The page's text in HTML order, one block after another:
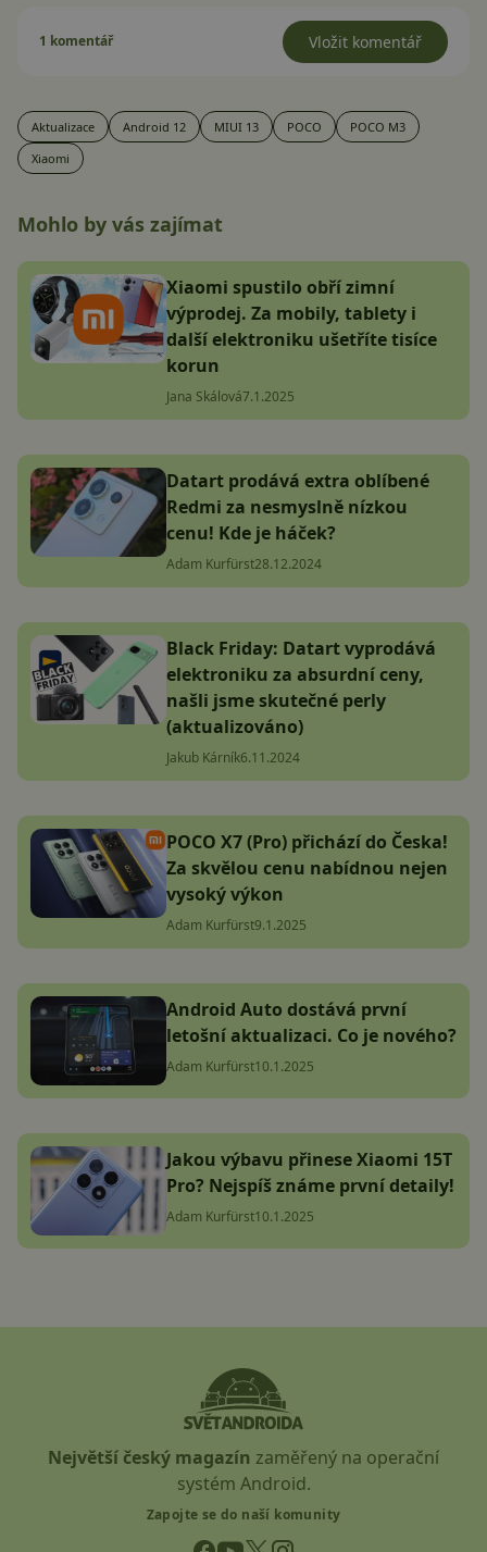
1 komentář Vložit komentář
Aktualizace Android 12 MIUI 13 POCO
POCO M3
Xiaomi
Mohlo by vás zajímat
Xiaomi spustilo obří zimní
výprodej. Za mobily, tablety i
další elektroniku ušetříte tisíce
korun
Jana Skálová7.1.2025
Datart prodává extra oblíbené
Redmi za nesmyslně nízkou
cenu! Kde je háček?
Adam Kurfürst28.12.2024
Black Friday: Datart vyprodává
elektroniku za absurdní ceny,
našli jsme skutečné perly
(aktualizováno)
Jakub Kárník6.11.2024
POCO X7 (Pro) přichází do Česka!
Za skvělou cenu nabídnou nejen
vysoký výkon
Adam Kurfürst9.1.2025
Android Auto dostává první
letošní aktualizaci. Co je nového?
Adam Kurfürst10.1.2025
Jakou výbavu přinese Xiaomi 15T
Pro? Nejspíš známe první detaily!
Adam Kurfürst10.1.2025
Největší český magazín zaměřený na operační
systém Android.
Zapojte se do naší komunity